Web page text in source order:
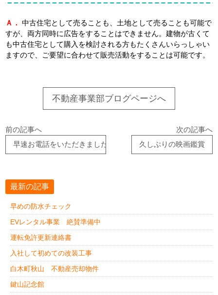
Ａ．
中古住宅として売ることも、土地として売ることも可能で
すが、両方同時に広告をすることはできません。建物が古くて
も中古住宅として購入を検討される方もたくさんいらっしゃい
ますので、ご要望に合わせて販売活動をすることは可能です。
不動産事業部ブログページへ
前の記事へ
早速お電話をいただきました！
次の記事へ
久しぶりの映画鑑賞
最新の記事
早めの防水チェック
EVレンタル事業 絶賛準備中
運転免許更新連絡書
入社して初めての改装工事
白木町秋山 不動産売却物件
鍵山記念館